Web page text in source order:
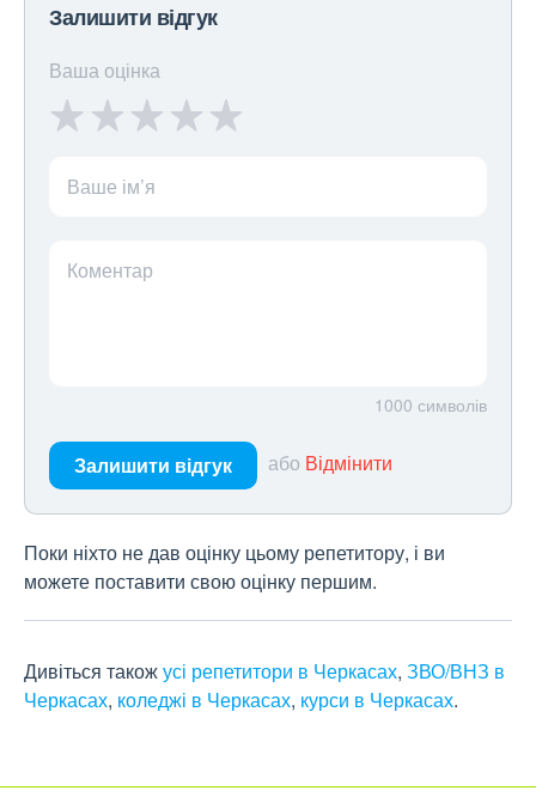
Залишити відгук
Ваша оцінка
Ваше ім’я
Коментар
1000 символів
Залишити відгук або Відмінити
Поки ніхто не дав оцінку цьому репетитору, і ви
можете поставити свою оцінку першим.
Дивіться такожусі репетитори в Черкасах, ЗВО/ВНЗ в
Черкасах, коледжі в Черкасах, курси в Черкасах.